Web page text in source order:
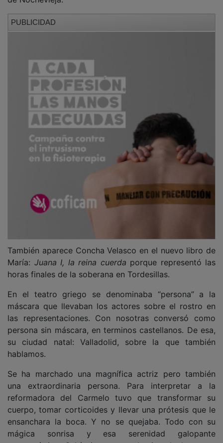
María:Juana I, la reina cuerdaporque representó las
horas finales de la soberana en Tordesillas.
máscara que llevaban los actores sobre el rostro en
las representaciones. Con nosotras conversó como
persona sin máscara, en terminos castellanos. De esa,
su ciudad natal: Valladolid, sobre la que también
hablamos.
una extraordinaria persona. Para interpretar a la
reformadora del Carmelo tuvo que transformar su
cuerpo, tomar corticoides y llevar una prótesis que le
ensanchara la boca. Y no se quejaba. Todo con su
mágica sonrisa y esa serenidad galopante
característica. Sabía interpretar dominando las artes